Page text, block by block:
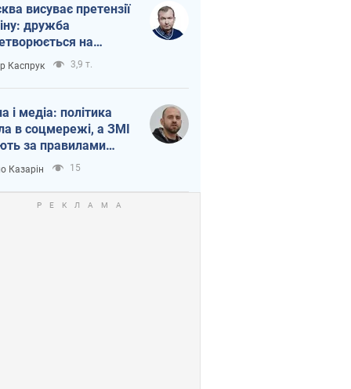
висуває претензії
дружба
на
Росії від
Каспрук 3,9 т.
і медіа: політика
в соцмережі, а ЗМІ
за правилами
Казарін 15